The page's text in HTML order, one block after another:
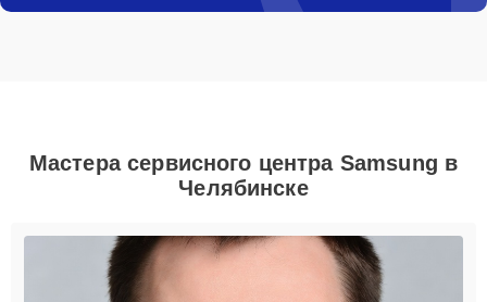
Мастера сервисного центра Samsung в
Челябинске